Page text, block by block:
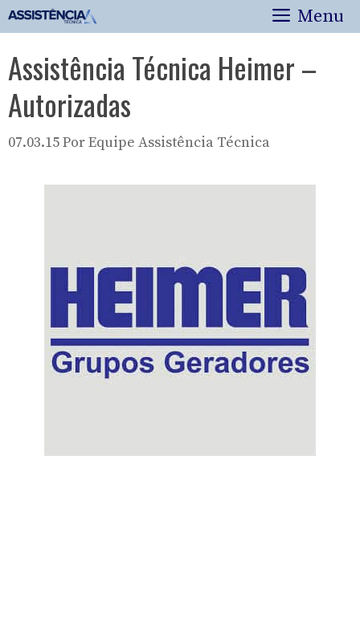
Pular
para
conteúdo
Menu
Assistência Técnica Heimer –
Autorizadas
07.03.15PorEquipe Assistência Técnica